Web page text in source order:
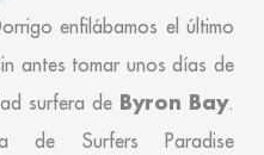
enfilábamos el último
antes tomar unos días de
surfera de Byron Bay.
de Surfers Paradise